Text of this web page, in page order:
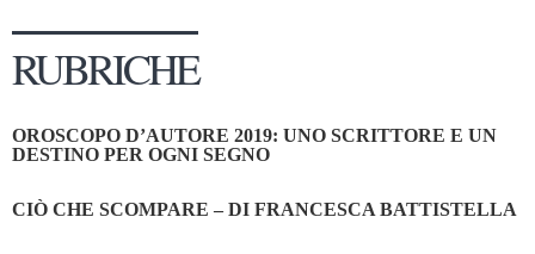
RUBRICHE
OROSCOPO D’AUTORE 2019: UNO SCRITTORE E UN
DESTINO PER OGNI SEGNO
CIÒ CHE SCOMPARE – DI FRANCESCA BATTISTELLA